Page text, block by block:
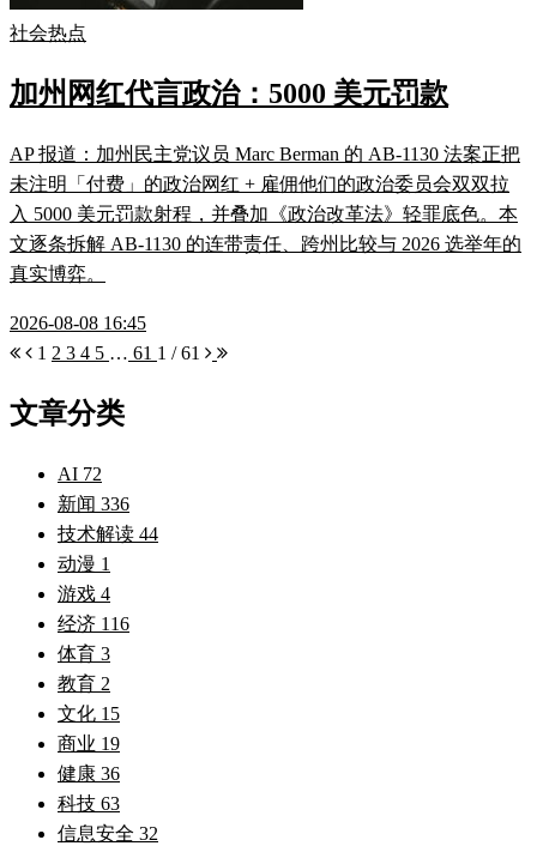
社会热点
加州网红代言政治：5000 美元罚款
AP 报道：加州民主党议员 Marc Berman 的 AB-1130 法案正把
未注明「付费」的政治网红 + 雇佣他们的政治委员会双双拉
入 5000 美元罚款射程，并叠加《政治改革法》轻罪底色。本
文逐条拆解 AB-1130 的连带责任、跨州比较与 2026 选举年的
真实博弈。
2026-08-08 16:45
1 2 3 4 5 … 61 1 / 61
文章分类
AI 72
新闻 336
技术解读 44
动漫 1
游戏 4
经济 116
体育 3
教育 2
文化 15
商业 19
健康 36
科技 63
信息安全 32